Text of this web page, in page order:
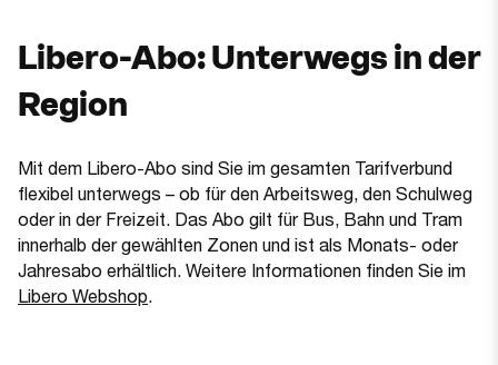
Libero-Abo: Unterwegs in der
Region
Mit dem Libero-Abo sind Sie im gesamten Tarifverbund
flexibel unterwegs – ob für den Arbeitsweg, den Schulweg
oder in der Freizeit. Das Abo gilt für Bus, Bahn und Tram
innerhalb der gewählten Zonen und ist als Monats- oder
Jahresabo erhältlich. Weitere Informationen finden Sie im
Libero Webshop.